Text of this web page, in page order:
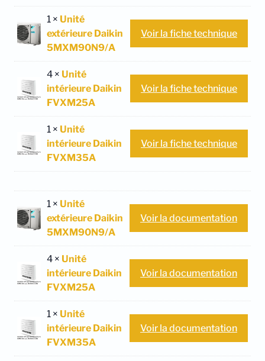
1 × Unité
extérieure Daikin
5MXM90N9/A
Voir la fiche technique
4 × Unité
intérieure Daikin
FVXM25A
Voir la fiche technique
1 × Unité
intérieure Daikin
FVXM35A
Voir la fiche technique
1 × Unité
extérieure Daikin
5MXM90N9/A
Voir la documentation
4 × Unité
intérieure Daikin
FVXM25A
Voir la documentation
1 × Unité
intérieure Daikin
FVXM35A
Voir la documentation